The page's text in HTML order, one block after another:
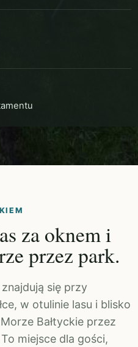
za oknem i
przez park.
się przy
w otulinie lasu i blisko
Bałtyckie przez
miejsce dla gości,